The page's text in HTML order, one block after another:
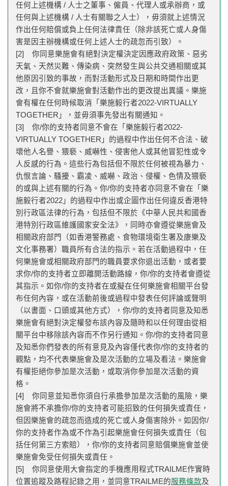
任何上述機構 / 人士之董事、僱員、代理人或承辦商，或
任何與上述機構 / 人士有關聯之人士），毋須就上述情況
作出任何賠償或負上任何法律責任（除非該死亡或人身傷
害是因主辦機構或任何上述人士的疏忽而引致）。
[2] 你同意樂施會有絕對決定權決定因應政府政策、惡劣
天氣、天然災難、傳染病、突然發生與公共交通相關或其
他原因引致的事故，而對活動形式及日期和時間作出更
改，且你不會就樂施會對活動作出的更改提出異議。樂施
會有權在任何時候取消「樂施毅行者2022-VIRTUALLY
TOGETHER」，並毋須事先發出有關通知。
[3] 你/你的支持者同意不會在「樂施毅行者2022-
VIRTUALLY TOGETHER」的過程中作出任何不合法、破
壞他人名譽、猥褻、威嚇性、侵害他人或其他冒犯性或令
人反感的行為。這些行為包括但不限於任何被視為暴力、
仇恨言論、騷擾、霸凌、威嚇、政治、侵權、色情及猥褻
的或與上述有關的行為。你/你的支持者亦同意不會在「樂
施毅行者2022」的過程中作出或企圖作出任何違反香港特
別行政區法律的行為，包括但不限於《中華人民共和國香
港特別行政區維護國家安全法》，同時亦會遵從樂施會及
相關政府部門（如香港警務處、食物環境衛生署及康樂及
文化事務署）職員所有合法的指示。若在活動過程中，任
何樂施會或相關政府部門的職員要求你退出活動，或者要
求你/你的支持者立即離開活動路線，你/你的支持者會遵從
其指示。如你/你的支持者在或擬在任何樂施會相關平台發
布任何內容，或在活動前後或過程中發表任何評論或聲明
（以書面、口頭或其他方式），你/你的支持者同意及知悉
樂施會有絕對決定權發布該內容及隨時和以任何理由從相
關平台中移除該內容而不作另行通知。你/你的支持者同意
及知悉你們發表的所有意見及內容僅代表你/你的支持者的
觀點，均不代表樂施會及是次活動的立場及看法。樂施會
有權拒絕你參加是次活動，或取消你參加是次活動的資
格。
[4] 你同意並知悉你須自行承擔參加是次活動的風險，樂
施會將不承擔你/你的支持者可能招致的任何損失或責任，
但因樂施會的疏忽而造成的死亡或人身傷害除外。如因你/
你的支持者作為或不作為引起樂施會任何損失或責任（包
括任何第三方索賠），你/你的支持者同意賠償樂施會並使
樂施會免受任何損失或責任。
[5] 你同意使用大會指定的手機應用程式TRAILME作實時
位置追蹤及路程記錄之用，並同意TRAILME的服務條款及